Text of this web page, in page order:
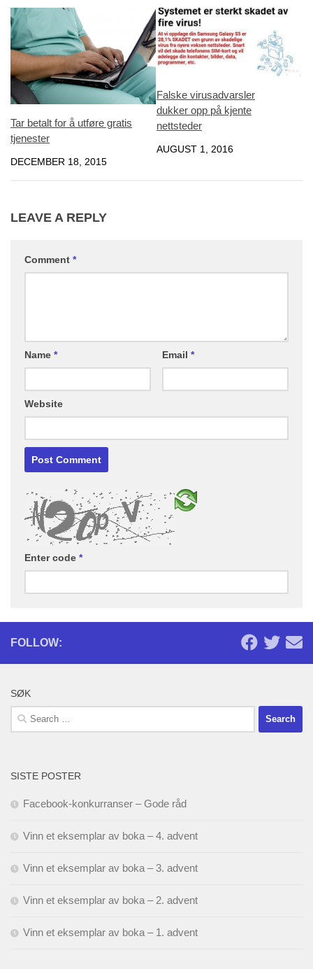
Tar betalt for å utføre gratis
tjenester
DECEMBER 18, 2015
Falske virusadvarsler
dukker opp på kjente
nettsteder
AUGUST 1, 2016
LEAVE A REPLY
Comment *
Name * Email *
Website
Enter code *
FOLLOW:
SØK
Search
for:
SISTE POSTER
Facebook-konkurranser – Gode råd
Vinn et eksemplar av boka – 4. advent
Vinn et eksemplar av boka – 3. advent
Vinn et eksemplar av boka – 2. advent
Vinn et eksemplar av boka – 1. advent